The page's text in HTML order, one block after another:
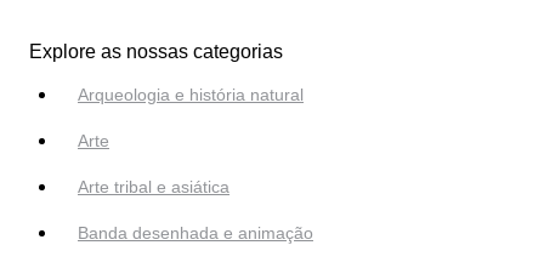
Explore as nossas categorias
Arqueologia e história natural
Arte
Arte tribal e asiática
Banda desenhada e animação